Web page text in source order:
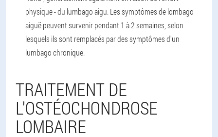
physique - du lumbago aigu. Les symptômes de lombago
aiguë peuvent survenir pendant 1 à 2 semaines, selon
lesquels ils sont remplacés par des symptômes d'un
lumbago chronique.
TRAITEMENT DE
L'OSTÉOCHONDROSE
LOMBAIRE